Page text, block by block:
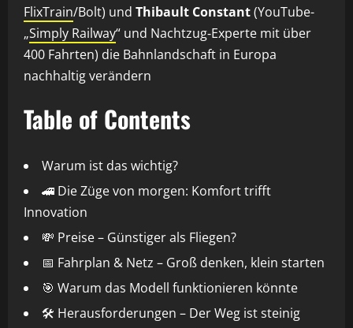
FlixTrain/Bolt) und Thibault Constant(YouTube-
„Simply Railway“ und Nachtzug‑Experte mit über
400 Fahrten) die Bahnlandschaft in Europa
nachhaltig verändern
Table of Contents
Warum ist das wichtig?
🚄 Die Züge von morgen: Komfort trifft
Innovation
💸 Preise – Günstiger als Fliegen?
📅 Fahrplan & Netz – Groß denken, klein starten
🎯 Warum das Modell funktionieren könnte
🛠️ Herausforderungen – Der Weg ist steinig